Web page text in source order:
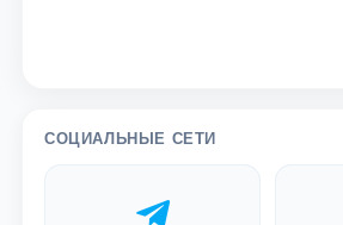
СОЦИАЛЬНЫЕ СЕТИ